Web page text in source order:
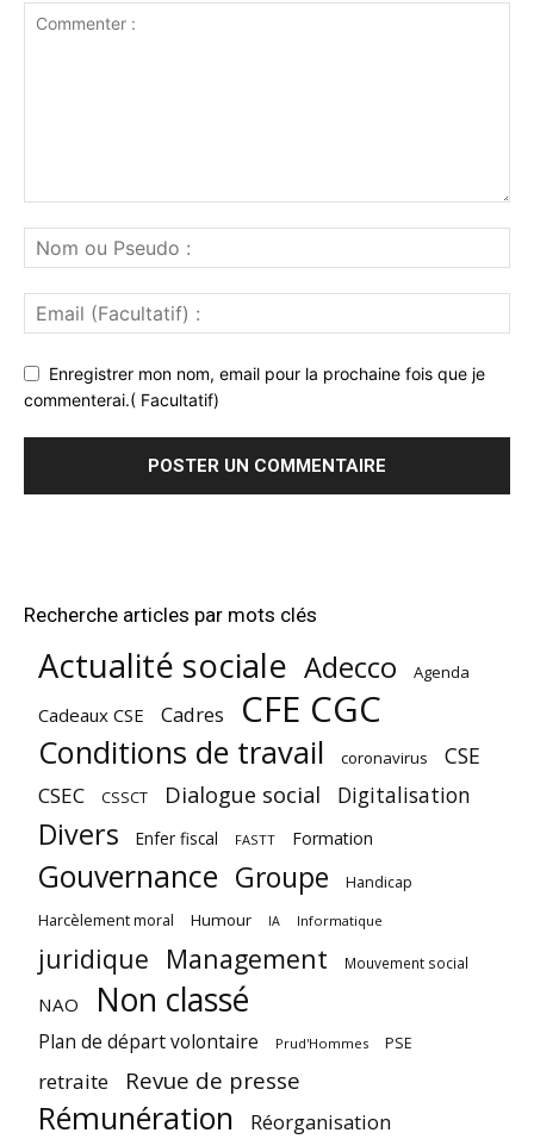
Enregistrer mon nom, email pour la prochaine fois que je
commenterai.( Facultatif)
Recherche articles par mots clés
Actualité sociale Adecco Agenda
Cadeaux CSE Cadres CFE CGC
Conditions de travail coronavirus CSE
CSEC CSSCT Dialogue social Digitalisation
Divers Enfer fiscal FASTT Formation
Gouvernance Groupe Handicap
Harcèlement moral Humour IA Informatique
juridique Management Mouvement social
NAO Non classé
Plan de départ volontaire Prud'Hommes PSE
retraite Revue de presse
Rémunération Réorganisation